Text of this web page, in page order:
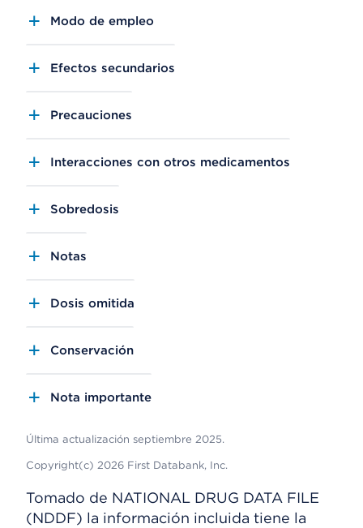
Modo de empleo
Efectos secundarios
Precauciones
Interacciones con otros medicamentos
Sobredosis
Notas
Dosis omitida
Conservación
Nota importante
Última actualización septiembre 2025.
Copyright(c) 2026 First Databank, Inc.
Tomado de NATIONAL DRUG DATA FILE
(NDDF) la información incluida tiene la